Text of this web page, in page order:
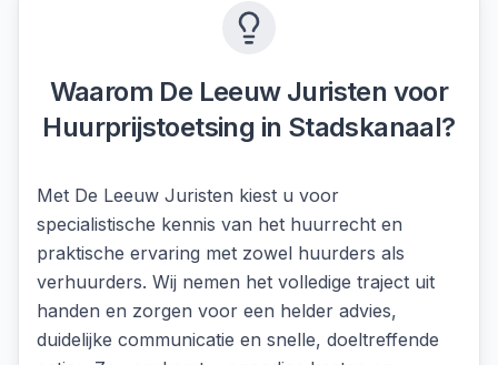
Waarom De Leeuw Juristen voor
Huurprijstoetsing in Stadskanaal?
Met De Leeuw Juristen kiest u voor
specialistische kennis van het huurrecht en
praktische ervaring met zowel huurders als
verhuurders. Wij nemen het volledige traject uit
handen en zorgen voor een helder advies,
duidelijke communicatie en snelle, doeltreffende